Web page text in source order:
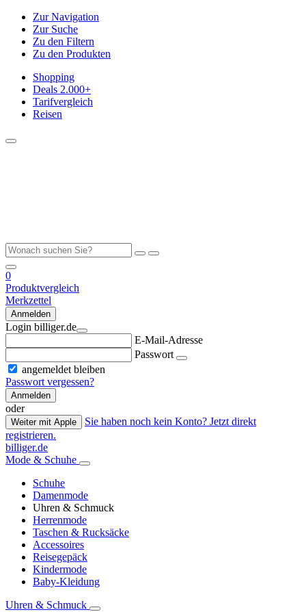
Zur Navigation
Zur Suche
Zu den Filtern
Zu den Produkten
Shopping
Deals 2.000+
Tarifvergleich
Reisen
0
Produktvergleich
Merkzettel
Anmelden
Login billiger.de
E-Mail-Adresse
Passwort
angemeldet bleiben
Passwort vergessen?
Anmelden
oder
Weiter mit Apple
Sie haben noch kein Konto? Jetzt direkt
registrieren.
billiger.de
Mode & Schuhe
Schuhe
Damenmode
Uhren & Schmuck
Herrenmode
Taschen & Rucksäcke
Accessoires
Reisegepäck
Kindermode
Baby-Kleidung
Uhren & Schmuck